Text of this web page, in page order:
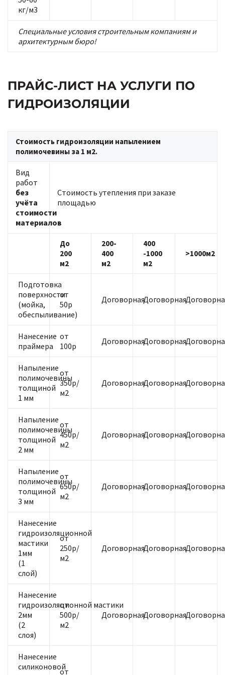
кг/м3
Специальные условия строительным компаниям и
архитектурным бюро!
ПРАЙС-ЛИСТ НА УСЛУГИ ПО
ГИДРОИЗОЛЯЦИИ
Стоимость гидроизоляции напылением
полимочевины за 1 м2.
Вид
работ
без
учёта
стоимости
материалов
Стоимость утепления при заказе
площадью
До
200
м2
200-
400
м2
400
-1000
м2
>1000м2
Подготовка
поверхности
(мойка,
обеспыливание)
от
50р
ДоговорнаяДоговорная
Нанесение
праймера
от
100р
ДоговорнаяДоговорная
Напыление
полимочевины
толщиной
1 мм
от
350р/
м2
ДоговорнаяДоговорная
Напыление
полимочевины
толщиной
2 мм
от
450р/
м2
ДоговорнаяДоговорная
Напыление
полимочевины
толщиной
3 мм
от
650р/
м2
ДоговорнаяДоговорная
Нанесение
гидроизоляционной
мастики
1мм
(1
слой)
от
250р/
м2
ДоговорнаяДоговорная
Нанесение
гидроизоляционной мастики
2мм
(2
слоя)
от
500р/
м2
ДоговорнаяДоговорная
Нанесение
силиконовой
от